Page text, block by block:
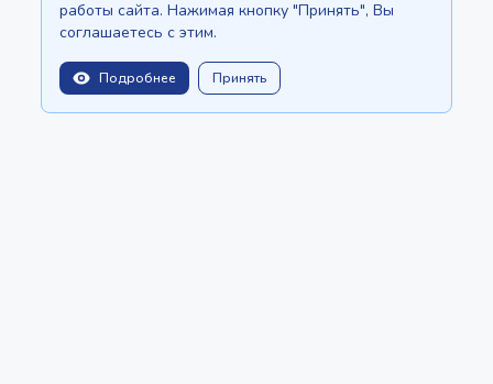
работы сайта. Нажимая кнопку "Принять", Вы
соглашаетесь с этим.
Подробнее Принять